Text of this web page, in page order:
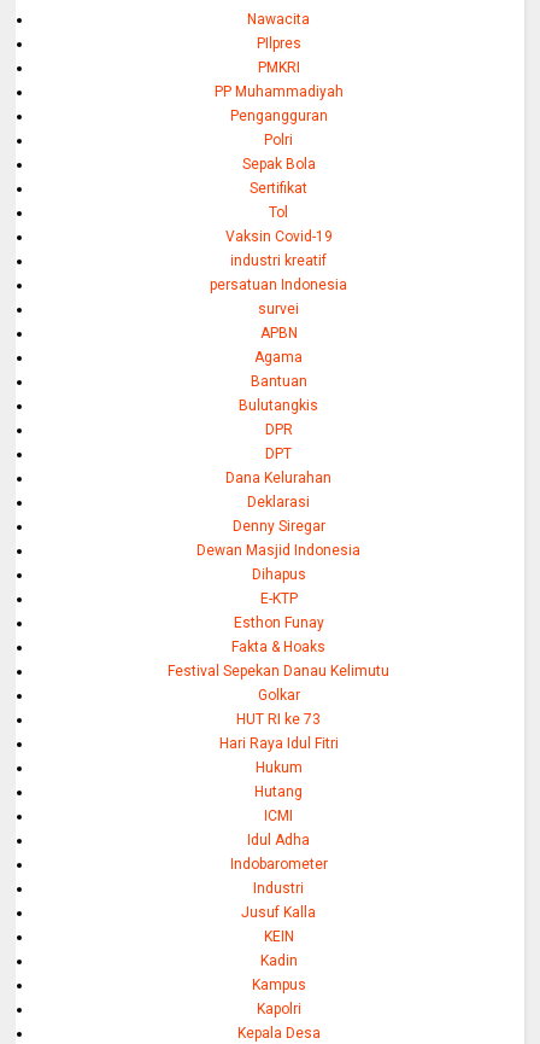
Nawacita
PIlpres
PMKRI
PP Muhammadiyah
Pengangguran
Polri
Sepak Bola
Sertifikat
Tol
Vaksin Covid-19
industri kreatif
persatuan Indonesia
survei
APBN
Agama
Bantuan
Bulutangkis
DPR
DPT
Dana Kelurahan
Deklarasi
Denny Siregar
Dewan Masjid Indonesia
Dihapus
E-KTP
Esthon Funay
Fakta & Hoaks
Festival Sepekan Danau Kelimutu
Golkar
HUT RI ke 73
Hari Raya Idul Fitri
Hukum
Hutang
ICMI
Idul Adha
Indobarometer
Industri
Jusuf Kalla
KEIN
Kadin
Kampus
Kapolri
Kepala Desa